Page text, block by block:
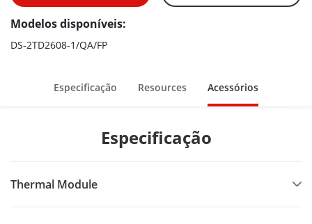
adaptive thermal AGC mode, DDE, 3D DNR
High quality detector with 10 years guarantee
Modelos disponíveis:
DS-2TD2608-1/QA/FP
Especificação Resources Acessórios
Especificação
Thermal Module